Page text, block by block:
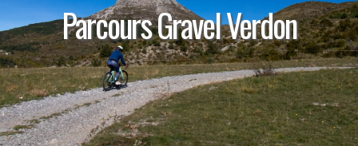
Parcours Gravel Verdon